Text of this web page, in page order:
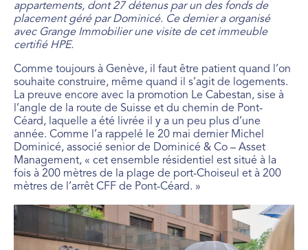
appartements, dont 27 détenus par un des fonds de
placement géré par Dominicé. Ce dernier a organisé
avec Grange Immobilier une visite de cet immeuble
certifié HPE.
Comme toujours à Genève, il faut être patient quand l’on
souhaite construire, même quand il s’agit de logements.
La preuve encore avec la promotion Le Cabestan, sise à
l’angle de la route de Suisse et du chemin de Pont-
Céard, laquelle a été livrée il y a un peu plus d’une
année. Comme l’a rappelé le 20 mai dernier Michel
Dominicé, associé senior de Dominicé & Co – Asset
Management, « cet ensemble résidentiel est situé à la
fois à 200 mètres de la plage de port-Choiseul et à 200
mètres de l’arrêt CFF de Pont-Céard. »